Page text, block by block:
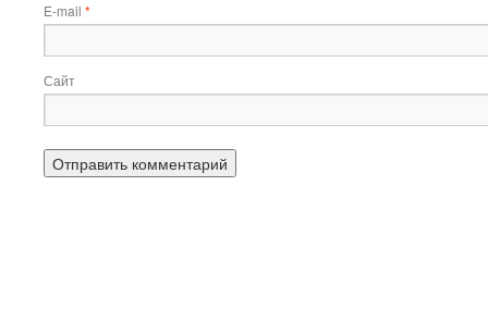
E-mail *
Сайт